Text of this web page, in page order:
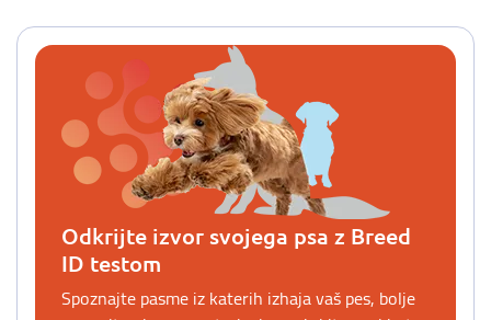
Odkrijte izvor svojega psa z Breed
ID testom
Spoznajte pasme iz katerih izhaja vaš pes, bolje